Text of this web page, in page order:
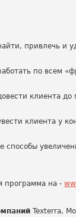
привлечь и
по всем
клиента
клиента у
способы
программа на -
Texterra,